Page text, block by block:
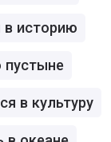
в историю
пустыне
в культуру